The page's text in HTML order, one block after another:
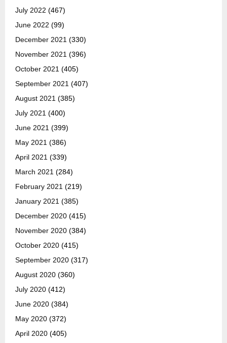
July 2022 (467)
June 2022 (99)
December 2021 (330)
November 2021 (396)
October 2021 (405)
September 2021 (407)
August 2021 (385)
July 2021 (400)
June 2021 (399)
May 2021 (386)
April 2021 (339)
March 2021 (284)
February 2021 (219)
January 2021 (385)
December 2020 (415)
November 2020 (384)
October 2020 (415)
September 2020 (317)
August 2020 (360)
July 2020 (412)
June 2020 (384)
May 2020 (372)
April 2020 (405)